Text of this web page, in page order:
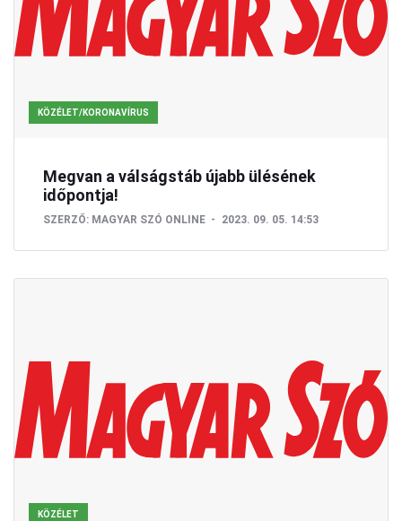
KÖZÉLET/KORONAVÍRUS
Megvan a válságstáb újabb ülésének
időpontja!
SZERZŐ: MAGYAR SZÓ ONLINE 2023. 09. 05. 14:53
KÖZÉLET